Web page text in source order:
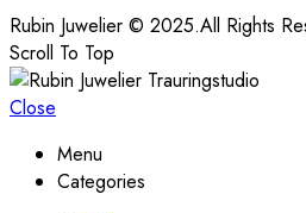
Rubin Juwelier © 2025.All Rights
Scroll To Top
Close
Menu
Categories